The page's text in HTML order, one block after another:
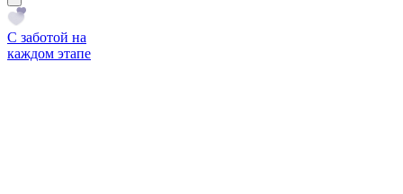
С заботой на
каждом этапе